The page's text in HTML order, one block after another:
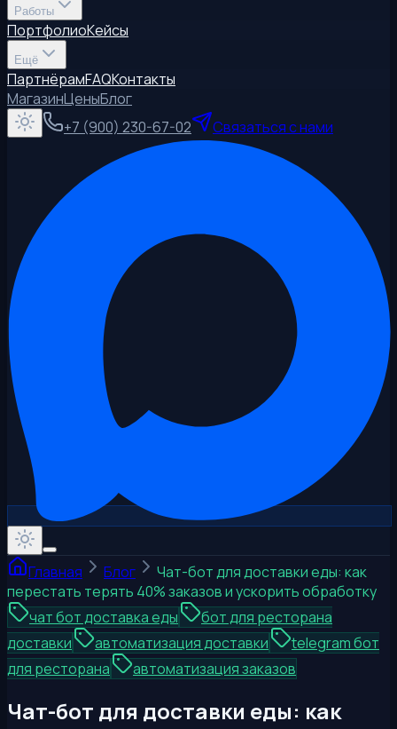
Работы
ПортфолиоКейсы
Ещё
ПартнёрамFAQКонтакты
МагазинЦеныБлог
+7 (900) 230-67-02
Связаться с нами
Главная Блог
Чат-бот для доставки еды: как
перестать терять 40% заказов и ускорить обработку
чат бот доставка еды
бот для ресторана
доставки
автоматизация доставки
telegram бот
для ресторана
автоматизация заказов
Чат-бот для доставки еды: как